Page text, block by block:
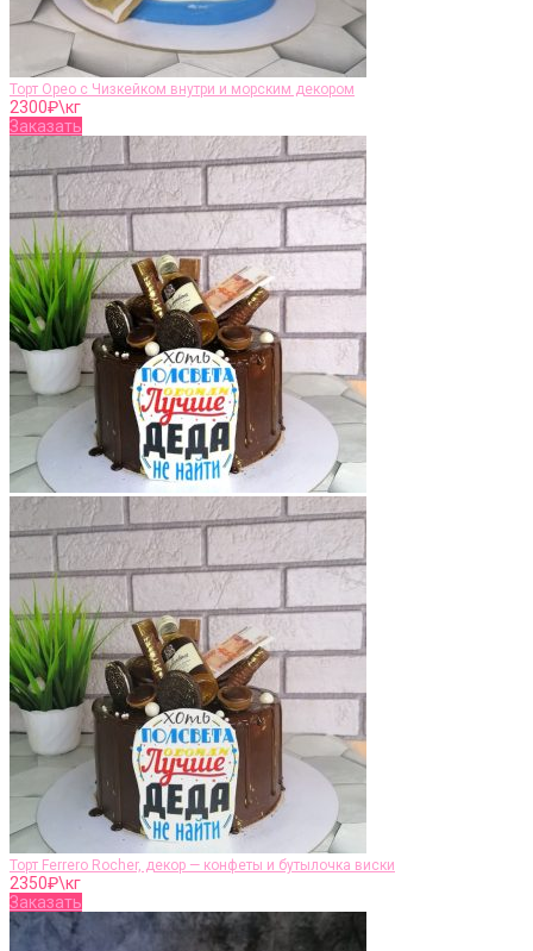
Торт Орео с Чизкейком внутри и морским декором
2300₽\кг
Заказать
Торт Ferrero Rocher, декор — конфеты и бутылочка виски
2350₽\кг
Заказать